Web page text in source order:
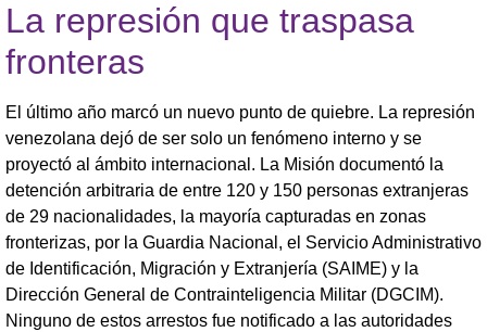
La represión que traspasa
fronteras
El último año marcó un nuevo punto de quiebre. La represión
venezolana dejó de ser solo un fenómeno interno y se
proyectó al ámbito internacional. La Misión documentó la
detención arbitraria de entre 120 y 150 personas extranjeras
de 29 nacionalidades, la mayoría capturadas en zonas
fronterizas, por la Guardia Nacional, el Servicio Administrativo
de Identificación, Migración y Extranjería (SAIME) y la
Dirección General de Contrainteligencia Militar (DGCIM).
Ninguno de estos arrestos fue notificado a las autoridades